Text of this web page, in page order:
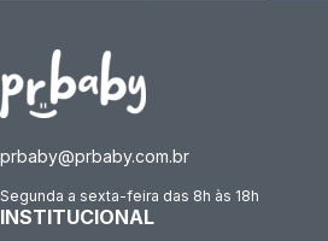
prbaby@prbaby.com.br
Segunda a sexta-feira das 8h às 18h
INSTITUCIONAL